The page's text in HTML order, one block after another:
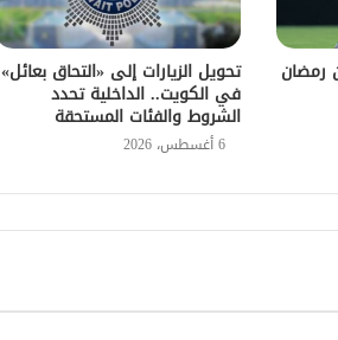
رمضان تحويل الزيارات إلى «التحاق بعائل»
في الكويت.. الداخلية تحدد
الشروط والفئات المستحقة
6 أغسطس، 2026